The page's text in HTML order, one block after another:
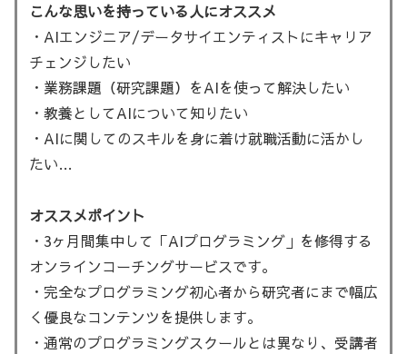
こんな思いを持っている人にオススメ
・AIエンジニア/データサイエンティストにキャリア
チェンジしたい
・業務課題（研究課題）をAIを使って解決したい
・教養としてAIについて知りたい
・AIに関してのスキルを身に着け就職活動に活かし
たい…
オススメポイント
・3ヶ月間集中して「AIプログラミング」を修得する
オンラインコーチングサービスです。
・完全なプログラミング初心者から研究者にまで幅広
く優良なコンテンツを提供します。
・通常のプログラミングスクールとは異なり、受講者